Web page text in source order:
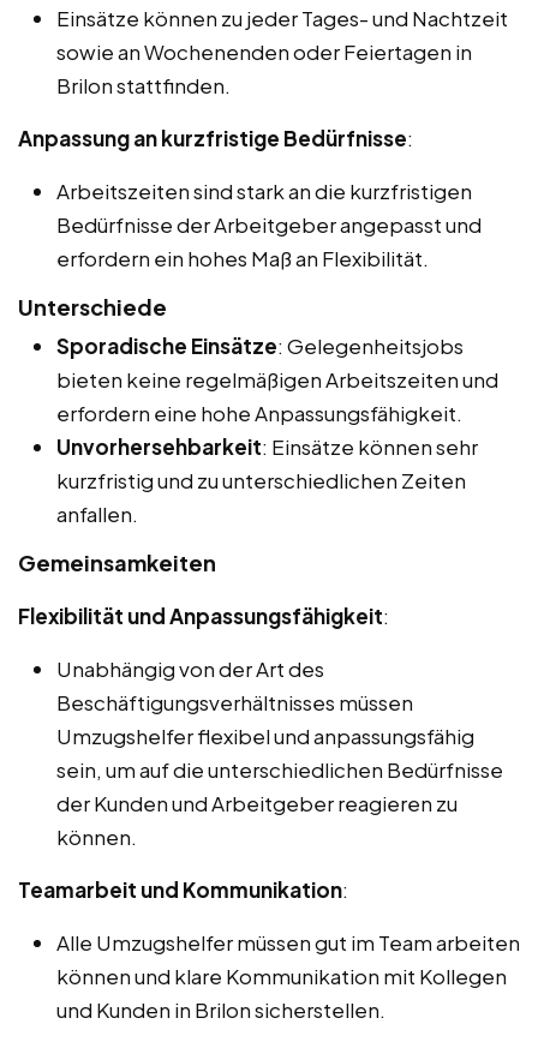
Einsätze können zu jeder Tages- und Nachtzeit
sowie an Wochenenden oder Feiertagen in
Brilon stattfinden.
Anpassung an kurzfristige Bedürfnisse:
Arbeitszeiten sind stark an die kurzfristigen
Bedürfnisse der Arbeitgeber angepasst und
erfordern ein hohes Maß an Flexibilität.
Unterschiede
Sporadische Einsätze: Gelegenheitsjobs
bieten keine regelmäßigen Arbeitszeiten und
erfordern eine hohe Anpassungsfähigkeit.
Unvorhersehbarkeit: Einsätze können sehr
kurzfristig und zu unterschiedlichen Zeiten
anfallen.
Gemeinsamkeiten
Flexibilität und Anpassungsfähigkeit:
Unabhängig von der Art des
Beschäftigungsverhältnisses müssen
Umzugshelfer flexibel und anpassungsfähig
sein, um auf die unterschiedlichen Bedürfnisse
der Kunden und Arbeitgeber reagieren zu
können.
Teamarbeit und Kommunikation:
Alle Umzugshelfer müssen gut im Team arbeiten
können und klare Kommunikation mit Kollegen
und Kunden in Brilon sicherstellen.